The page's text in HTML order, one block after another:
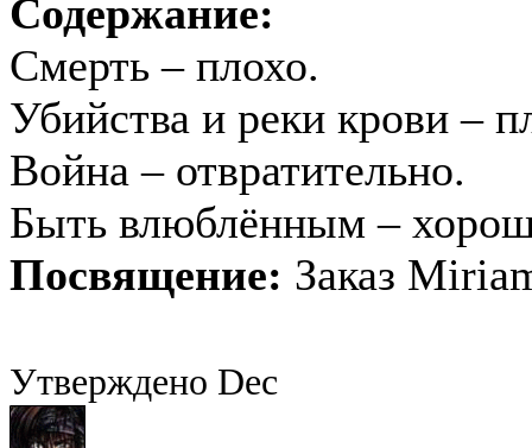
Содержание:
Смерть – плохо.
Убийства и реки крови –
Война – отвратительно.
Быть влюблённым –
Посвящение: Заказ
Утверждено Dec